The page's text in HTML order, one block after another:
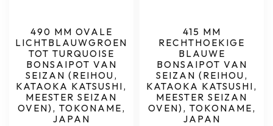
490 MM OVALE
LICHTBLAUWGROEN
TOT TURQUOISE
BONSAIPOT VAN
SEIZAN (REIHOU,
KATAOKA KATSUSHI,
MEESTER SEIZAN
OVEN), TOKONAME,
JAPAN
415 MM
RECHTHOEKIGE
BLAUWE
BONSAIPOT VAN
SEIZAN (REIHOU,
KATAOKA KATSUSHI,
MEESTER SEIZAN
OVEN), TOKONAME,
JAPAN